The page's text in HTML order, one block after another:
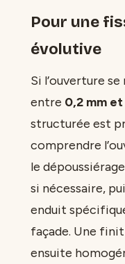
Pour une
évolutive
Si l’ouverture
entre 0,2 mm et
structurée est
comprendre
le
si nécessaire,
enduit
façade. Une
ensuite